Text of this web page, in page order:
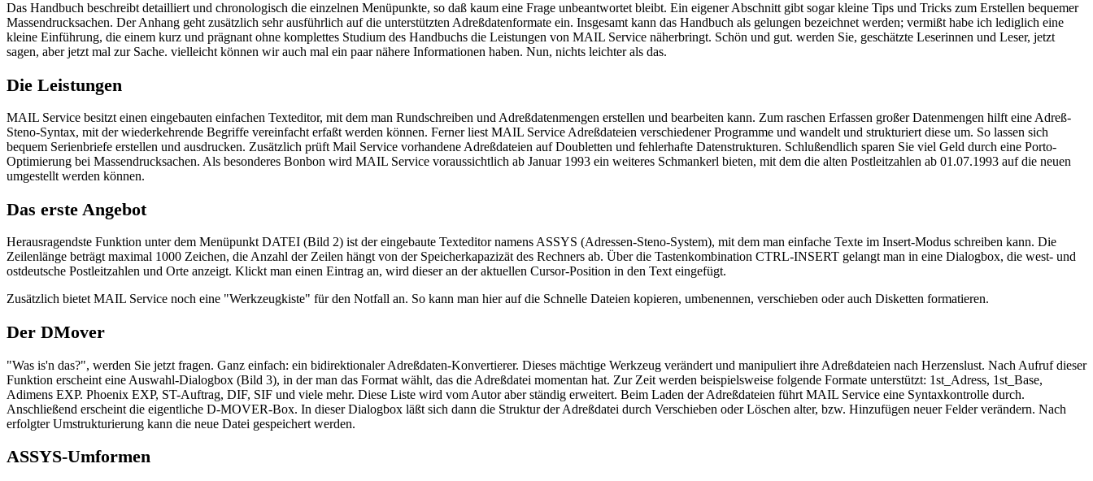
Das Handbuch beschreibt detailliert und chronologisch die einzelnen Menüpunkte, so daß kaum eine Frage unbeantwortet bleibt. Ein eigener Abschnitt gibt sogar kleine Tips und Tricks zum Erstellen bequemer
Massendrucksachen. Der Anhang geht zusätzlich sehr ausführlich auf die unterstützten Adreßdatenformate ein. Insgesamt kann das Handbuch als gelungen bezeichnet werden; vermißt habe ich lediglich eine
kleine Einführung, die einem kurz und prägnant ohne komplettes Studium des Handbuchs die Leistungen von MAIL Service näherbringt. Schön und gut. werden Sie, geschätzte Leserinnen und Leser, jetzt
sagen, aber jetzt mal zur Sache. vielleicht können wir auch mal ein paar nähere Informationen haben. Nun, nichts leichter als das.
Die Leistungen
MAIL Service besitzt einen eingebauten einfachen Texteditor, mit dem man Rundschreiben und Adreßdatenmengen erstellen und bearbeiten kann. Zum raschen Erfassen großer Datenmengen hilft eine Adreß-
Steno-Syntax, mit der wiederkehrende Begriffe vereinfacht erfaßt werden können. Ferner liest MAIL Service Adreßdateien verschiedener Programme und wandelt und strukturiert diese um. So lassen sich
bequem Serienbriefe erstellen und ausdrucken. Zusätzlich prüft Mail Service vorhandene Adreßdateien auf Doubletten und fehlerhafte Datenstrukturen. Schlußendlich sparen Sie viel Geld durch eine Porto-
Optimierung bei Massendrucksachen. Als besonderes Bonbon wird MAIL Service voraussichtlich ab Januar 1993 ein weiteres Schmankerl bieten, mit dem die alten Postleitzahlen ab 01.07.1993 auf die neuen
umgestellt werden können.
Das erste Angebot
Herausragendste Funktion unter dem Menüpunkt DATEI (Bild 2) ist der eingebaute Texteditor namens ASSYS (Adressen-Steno-System), mit dem man einfache Texte im Insert-Modus schreiben kann. Die
Zeilenlänge beträgt maximal 1000 Zeichen, die Anzahl der Zeilen hängt von der Speicherkapazizät des Rechners ab. Über die Tastenkombination CTRL-INSERT gelangt man in eine Dialogbox, die west- und
ostdeutsche Postleitzahlen und Orte anzeigt. Klickt man einen Eintrag an, wird dieser an der aktuellen Cursor-Position in den Text eingefügt.
Zusätzlich bietet MAIL Service noch eine "Werkzeugkiste" für den Notfall an. So kann man hier auf die Schnelle Dateien kopieren, umbenennen, verschieben oder auch Disketten formatieren.
Der DMover
"Was is'n das?", werden Sie jetzt fragen. Ganz einfach: ein bidirektionaler Adreßdaten-Konvertierer. Dieses mächtige Werkzeug verändert und manipuliert ihre Adreßdateien nach Herzenslust. Nach Aufruf dieser
Funktion erscheint eine Auswahl-Dialogbox (Bild 3), in der man das Format wählt, das die Adreßdatei momentan hat. Zur Zeit werden beispielsweise folgende Formate unterstützt: 1st_Adress, 1st_Base,
Adimens EXP. Phoenix EXP, ST-Auftrag, DIF, SIF und viele mehr. Diese Liste wird vom Autor aber ständig erweitert. Beim Laden der Adreßdateien führt MAIL Service eine Syntaxkontrolle durch.
Anschließend erscheint die eigentliche D-MOVER-Box. In dieser Dialogbox läßt sich dann die Struktur der Adreßdatei durch Verschieben oder Löschen alter, bzw. Hinzufügen neuer Felder verändern. Nach
erfolgter Umstrukturierung kann die neue Datei gespeichert werden.
ASSYS-Umformen